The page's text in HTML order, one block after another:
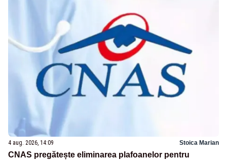
4 aug. 2026, 14:09 Stoica Marian
CNAS pregătește eliminarea plafoanelor pentru